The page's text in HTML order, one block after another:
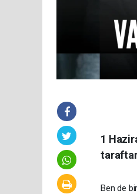
1
Ben de